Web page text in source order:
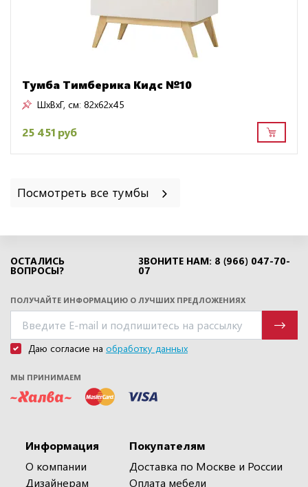
Тумба Тимберика Кидс №10
ШxВxГ, см: 82x62x45
25 451 руб
Посмотреть все тумбы
ОСТАЛИСЬ
ВОПРОСЫ?
ЗВОНИТЕ НАМ: 8 (966) 047-70-
07
ПОЛУЧАЙТЕ ИНФОРМАЦИЮ О ЛУЧШИХ ПРЕДЛОЖЕНИЯХ
Даю согласие на обработку данных
МЫ ПРИНИМАЕМ
Информация
О компании
Дизайнерам
Покупателям
Доставка по Москве и России
Оплата мебели